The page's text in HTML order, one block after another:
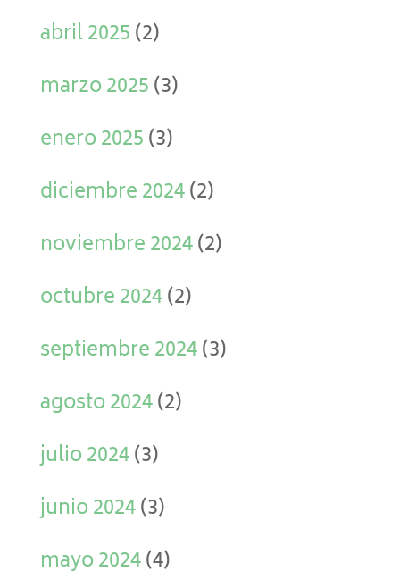
abril 2025(2)
marzo 2025(3)
enero 2025(3)
diciembre 2024(2)
noviembre 2024(2)
octubre 2024(2)
septiembre 2024(3)
agosto 2024(2)
julio 2024(3)
junio 2024(3)
mayo 2024(4)